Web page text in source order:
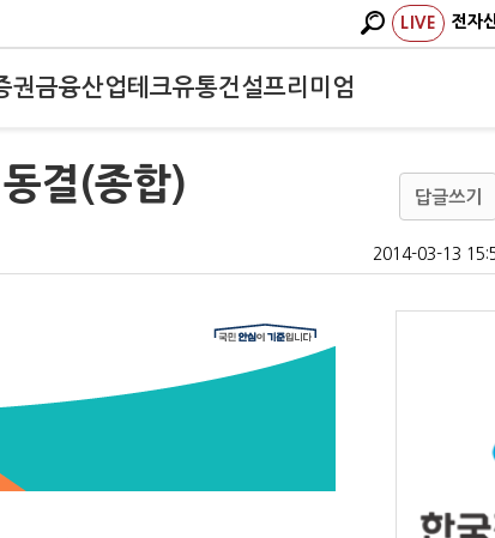
LIVE 전자
권금융산업테크유통건설프리미엄
결(종합) 답글쓰기
2014-03-13